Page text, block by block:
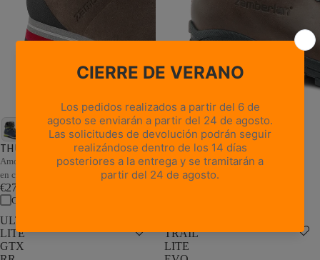
THUNDER GTX - Marrón/Arena
Amortiguación adaptativa y estabilidad
en cada paso
€279,00
Comparar
18 reseñas
NUEVA TRAIL LITE GTX -
Castaño encerado
Cuero de grano completo resistente,
estilo atemporal
€235,00
ULTRA
LITE
GTX
TRAIL
LITE